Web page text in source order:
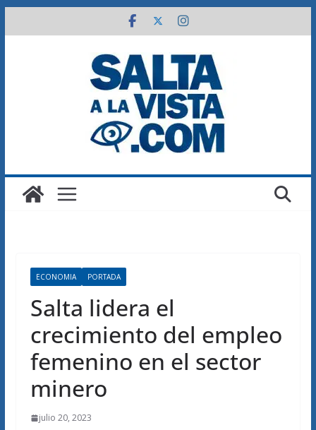
al
ECONOMIA PORTADA
Salta lidera el
crecimiento del empleo
femenino en el sector
minero
julio 20, 2023